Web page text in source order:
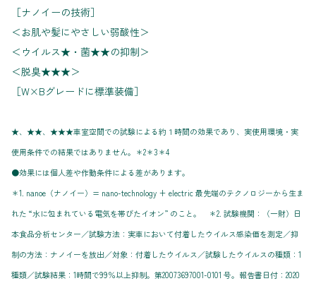
［ナノイーの技術］
＜お肌や髪にやさしい弱酸性＞
＜ウイルス★・菌★★の抑制＞
＜脱臭★★★＞
［W×Bグレードに標準装備］
★、★★、★★★車室空間での試験による約１時間の効果であり、実使用環境・実
使用条件での結果ではありません。＊2＊3＊4
●効果には個人差や作動条件による差があります。
＊1. nanoe（ナノイー）= nano-technology + electric 最先端のテクノロジーから生ま
れた “水に包まれている電気を帯びたイオン” のこと。 ＊2. 試験機関：（一財）日
本食品分析センター／試験方法：実車において付着したウイルス感染価を測定／抑
制の方法：ナノイーを放出／対象：付着したウイルス／試験したウイルスの種類：1
種類／試験結果：1時間で99％以上抑制。第20073697001-0101 号。報告書日付：2020